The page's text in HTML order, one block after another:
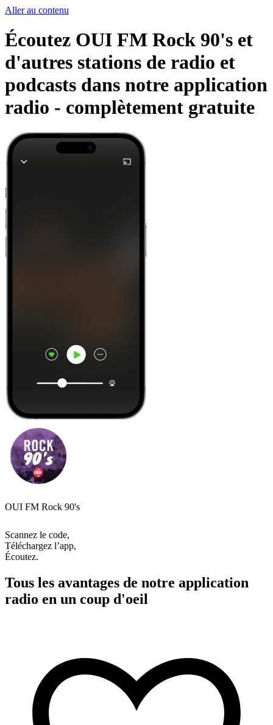
Aller au contenu
Écoutez OUI FM Rock 90's et
d'autres stations de radio et
podcasts dans notre application
radio - complètement gratuite
OUI FM Rock 90's
Scannez le code,
Téléchargez l’app,
Écoutez.
Tous les avantages de notre application
radio en un coup d'oeil